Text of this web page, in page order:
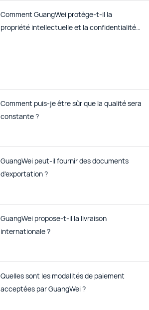
Comment GuangWei protège-t-il la
propriété intellectuelle et la confidentialité
Comment puis-je être sûr que la qualité sera
constante ?
GuangWei peut-il fournir des documents
d'exportation ?
GuangWei propose-t-il la livraison
internationale ?
Quelles sont les modalités de paiement
acceptées par GuangWei ?